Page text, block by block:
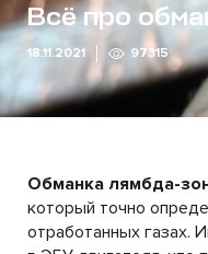
Всё про
18.11.2021 97315
Обманка лямбда-
который точно
отработанных газах.